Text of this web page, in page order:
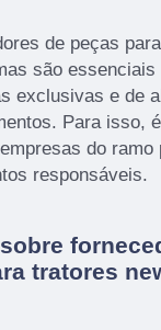
de peças
são essenciais
exclusivas e de
Para isso,
do ramo
responsáveis.
tratores